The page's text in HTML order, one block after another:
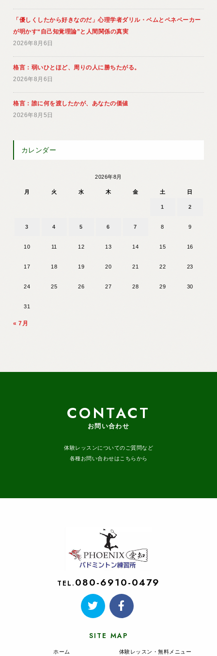
「優しくしたから好きなのだ」心理学者ダリル・ベムとペネベーカー
が明かす“自己知覚理論”と人間関係の真実
2026年8月6日
格言：弱いひとほど、周りの人に勝ちたがる。
2026年8月6日
格言：誰に何を渡したかが、あなたの価値
2026年8月5日
カレンダー
2026年8月
月 火 水 木 金 土 日
1 2
3 4 5 6 7 8 9
10 11 12 13 14 15 16
17 18 19 20 21 22 23
24 25 26 27 28 29 30
31
« 7月
CONTACT
お問い合わせ
体験レッスンについてのご質問など
各種お問い合わせはこちらから
TEL. 080-6910-0479
SITE MAP
ホーム 体験レッスン・無料メニュー